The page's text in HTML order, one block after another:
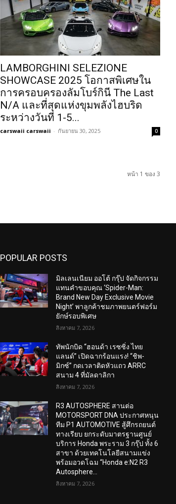
LAMBORGHINI SELEZIONE
SHOWCASE 2025 โอกาสพิเศษใน
การครอบครองลัมโบร์กินี The Last
N/A และที่สุดแห่งขุมพลังไฮบริด
ระหว่างวันที่ 1-5...
carswaii carswaii - กันยายน 30, 2025 0
หน้า 1 ของ 3
POPULAR POSTS
มิลเลนเนียม ออโต้ กรุ๊ป จัดกิจกรรม
แทนคำขอบคุณ ‘Spider-Man:
Brand New Day Exclusive Movie
Night’ พาลูกค้าชมภาพยนตร์ฟอร์ม
ยักษ์รอบพิเศษ
สิงหาคม 7, 2026
ทัพนักบิด “ฮอนด้า เรซซิ่ง ไทย
แลนด์” เปิดฉากร้อนแรง! “ชิพ-
มิกซ์” กดเวลาติดหัวแถว ARRC
สนาม 4 ที่มัลดาลิกา
สิงหาคม 7, 2026
R3 AUTOSPHERE สานต่อ
MOTORSPORT DNA ประกาศหนุน
ทีม P1 AUTOMOTIVE สู้ศึกรถยนต์
ทางเรียบ ยกระดับมาตรฐานศูนย์
บริการ Honda พระราม 3 กรุ๊ป ทั้ง 6
สาขา ด้วยเทคโนโลยีสนามแข่ง
พร้อมอวดโฉม “Honda e:N2 R3
Autosphere...
สิงหาคม 7, 2026